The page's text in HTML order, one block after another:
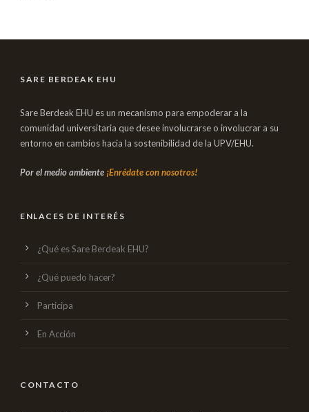
SARE BERDEAK EHU
Sare Berdeak EHU es un mecanismo para empoderar a la
comunidad universitaria que desee involucrarse o involucrar a su
entorno en cambios hacia la sostenibilidad de la UPV/EHU.
Por el medio ambiente ¡Enrédate con nosotros!
ENLACES DE INTERÉS
¿Qué es Sare Berdeak EHU?
¿Qué puedo hacer?
Participa
En Acción
CONTACTO